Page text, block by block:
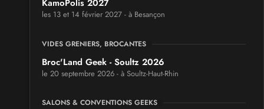
KamoPolis 2027
les 13 et 14 février 2027 - à Besançon
VIDES GRENIERS, BROCANTES
Broc'Land Geek - Soultz 2026
le 20 septembre 2026 - à Soultz-Haut-Rhin
SALONS & CONVENTIONS GEEKS